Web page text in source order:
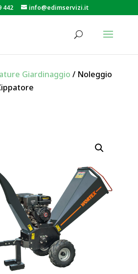
442 info@edimservizi.it
Giardinaggio / Noleggio